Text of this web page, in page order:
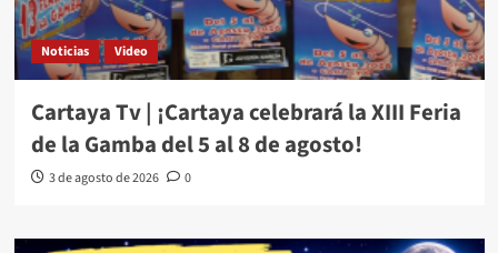
Noticias Video
Cartaya Tv | ¡Cartaya celebrará la XIII Feria
de la Gamba del 5 al 8 de agosto!
3 de agosto de 2026 0